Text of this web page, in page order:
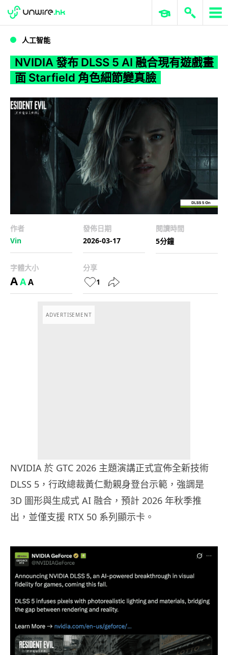
WWDC 2026 ERP 與商業 AI
人工智能
NVIDIA 發布 DLSS 5 AI 融合現有遊戲畫
面 Starfield 角色細節變真臉
作者
Vin
發佈日期
2026-03-17
閱讀時間
5分鐘
字體大小
AAA
分享
1
ADVERTISEMENT
NVIDIA 於 GTC 2026 主題演講正式宣佈全新技術
DLSS 5，行政總裁黃仁勳親身登台示範，強調是
3D 圖形與生成式 AI 融合，預計 2026 年秋季推
出，並僅支援 RTX 50 系列顯示卡。